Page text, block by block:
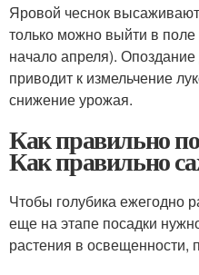
Яровой чеснок
только можно выйти в
начало апреля).
приводит к измельчение
снижение урожая.
Как правильно
Как правильно
Чтобы голубика ежегодно
еще на этапе посадки
растения в освещенности,